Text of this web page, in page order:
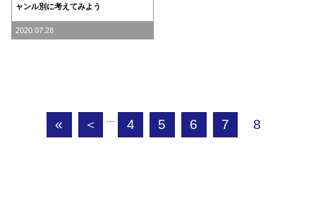
ャンル別に考えてみよう
2020.07.28
« ＜ ... 4 5 6 7 8